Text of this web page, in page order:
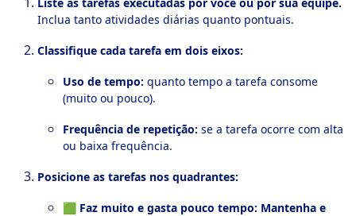
Inclua tanto atividades diárias quanto pontuais.
Classifique cada tarefa em dois eixos:
Uso de tempo: quanto tempo a tarefa consome
(muito ou pouco).
Frequência de repetição: se a tarefa ocorre com alta
ou baixa frequência.
Posicione as tarefas nos quadrantes:
🟩 Faz muito e gasta pouco tempo: Mantenha e